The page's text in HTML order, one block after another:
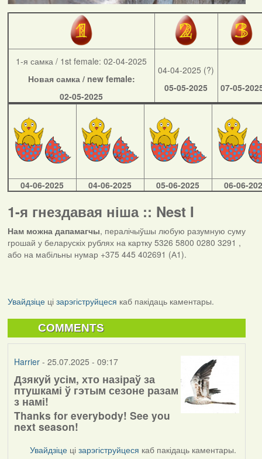
1-я самка / 1st female: 02-04-2025
Новая самка / new female:
02-05-2025
04-04-2025 (?)
05-05-2025
07-05-
04-06-2025 04-06-2025 05-06-2025 06-06-
1-я гнездавая ніша :: Nest I
Нам можна дапамагчы, пералічыўшы любую разумную суму
грошай у беларускіх рублях на картку 5326 5800 0280 3291 ,
або на мабільны нумар +375 445 402691 (А1).
Увайдзіцеці зарэгіструйцеся каб пакідаць каментары.
COMMENTS
Harrier- 25.07.2025 - 09:17
Дзякуй усім, хто назіраў за
птушкамі ў гэтым сезоне разам
з намі!
Thanks for everybody! See you
next season!
Увайдзіце цізарэгіструйцеся каб пакідаць каментары.